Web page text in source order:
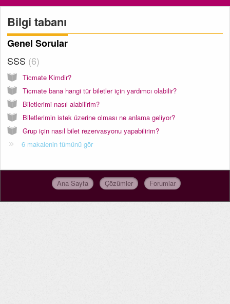
Bilgi tabanı
Genel Sorular
SSS 6
Ticmate Kimdir?
Ticmate bana hangi tür biletler için yardımcı olabilir?
Biletlerimi nasıl alabilirim?
Biletlerimin istek üzerine olması ne anlama geliyor?
Grup için nasıl bilet rezervasyonu yapabilirim?
6 makalenin tümünü gör
Ana Sayfa Çözümler Forumlar